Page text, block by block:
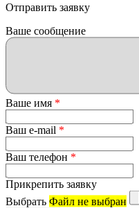
Отправить заявку
Ваше сообщение
Ваше имя *
Ваш e-mail *
Ваш телефон *
Прикрепить заявку
Выбрать Файл не выбран